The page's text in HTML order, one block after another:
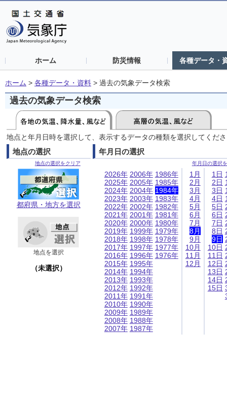
ホーム 防災情報 各種データ・
ホーム > 各種データ・資料 > 過去の気象データ検索
過去の気象データ検索
地点と年月日時を選択して、表示するデータの種類を選択してくだ
地点の選択
地点の選択をクリア
都府県・地方を選択
地点を選択
（未選択）
年月日の選択
年月日の選択
2026年
2025年
2024年
2023年
2022年
2021年
2020年
2019年
2018年
2017年
2016年
2015年
2014年
2013年
2012年
2011年
2010年
2009年
2008年
2007年
2006年
2005年
2004年
2003年
2002年
2001年
2000年
1999年
1998年
1997年
1996年
1995年
1994年
1993年
1992年
1991年
1990年
1989年
1988年
1987年
1986年
1985年
1984年
1983年
1982年
1981年
1980年
1979年
1978年
1977年
1976年
1月
2月
3月
4月
5月
6月
7月
8月
9月
10月
11月
12月
1日
2日
3日
4日
5日
6日
7日
8日
9日
10日
11日
12日
13日
14日
15日